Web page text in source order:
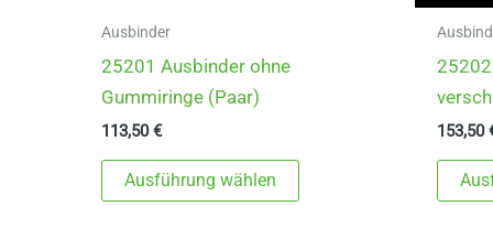
Ausbinder
25201 Ausbinder ohne
Gummiringe (Paar)
113,50€
Ausführung wählen
Dieses
Produkt
153,50